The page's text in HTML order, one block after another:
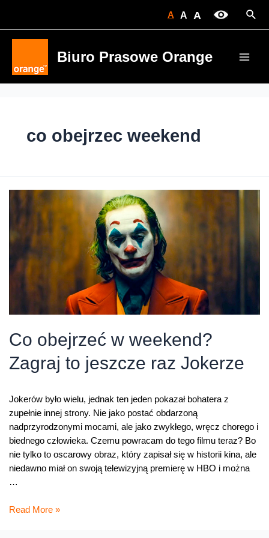
A A A
Biuro Prasowe Orange
co obejrzec weekend
Co obejrzeć w weekend?
Zagraj to jeszcze raz Jokerze
Jokerów było wielu, jednak ten jeden pokazał bohatera z
zupełnie innej strony. Nie jako postać obdarzoną
nadprzyrodzonymi mocami, ale jako zwykłego, wręcz chorego i
biednego człowieka. Czemu powracam do tego filmu teraz? Bo
nie tylko to oscarowy obraz, który zapisał się w historii kina, ale
niedawno miał on swoją telewizyjną premierę w HBO i można
…
Co
Read More »